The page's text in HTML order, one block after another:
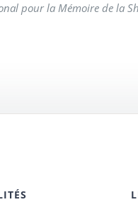
pour la Mémoire de la